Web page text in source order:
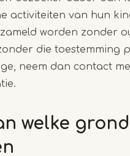
activiteiten van hun
worden zonder
die toestemming
neem dan contact
welke